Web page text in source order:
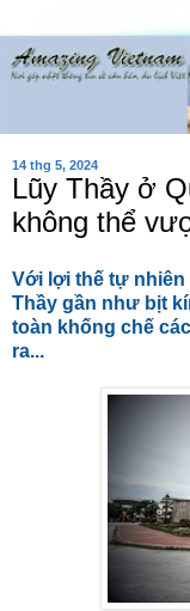
14 thg 5, 2024
Lũy Thầy ở
không thể
Với lợi thế tự
Thầy gần như bịt
toàn khống chế
ra...